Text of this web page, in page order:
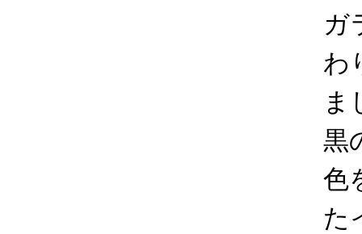
ガ
わ
ま
黒
色
た